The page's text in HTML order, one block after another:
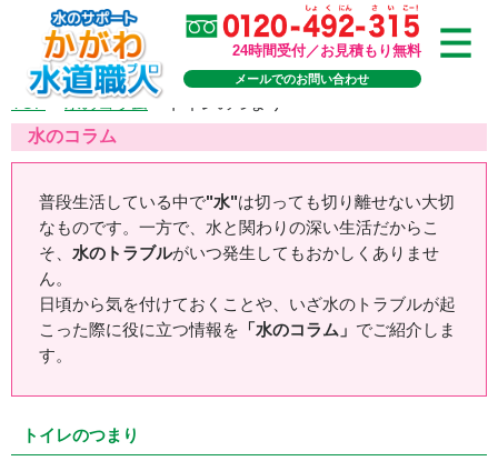
24時間受付／お見積もり無料
メールでのお問い合わせ
TOP>水のコラム >
水のコラム
普段生活している中で"水"は切っても切り離せない大切
なものです。一方で、水と関わりの深い生活だからこ
そ、 水のトラブルがいつ発生してもおかしくありませ
ん。
日頃から気を付けておくことや、いざ水のトラブルが起
こった際に役に立つ情報を 「水のコラム」 でご紹介しま
す。
トイレのつまり